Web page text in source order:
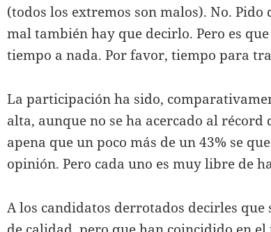
(todos los extremos son malos). No. Pido
mal también hay que decirlo. Pero es
tiempo a nada. Por favor, tiempo para
La participación ha sido,
alta, aunque no se ha acercado al récord
apena que un poco más de un 43% se
opinión. Pero cada uno es muy libre de
A los candidatos derrotados decirles